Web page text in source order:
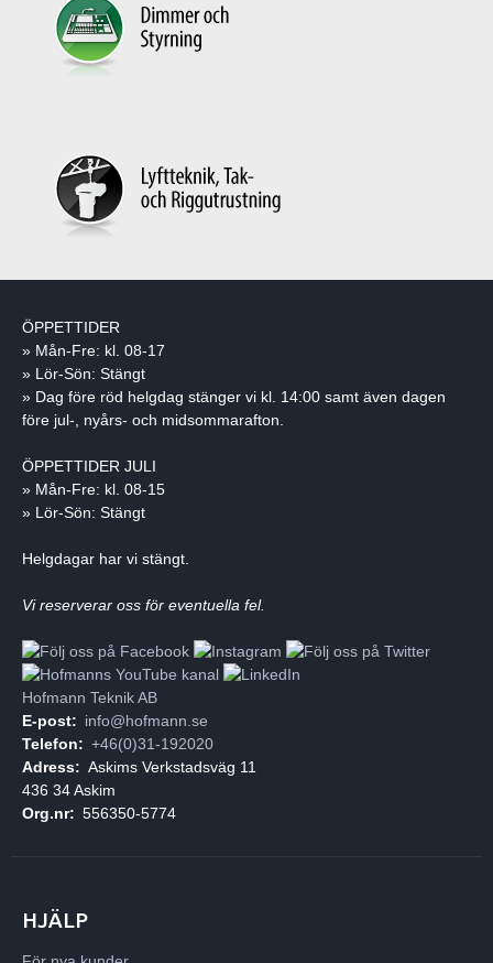
ÖPPETTIDER
» Mån-Fre: kl. 08-17
» Lör-Sön: Stängt
» Dag före röd helgdag stänger vi kl. 14:00 samt även dagen
före jul-, nyårs- och midsommarafton.
ÖPPETTIDER JULI
» Mån-Fre: kl. 08-15
» Lör-Sön: Stängt
Helgdagar har vi stängt.
Vi reserverar oss för eventuella fel.
Hofmann Teknik AB
E-post: info@hofmann.se
Telefon: +46(0)31-192020
Adress: Askims Verkstadsväg 11
436 34 Askim
Org.nr: 556350-5774
HJÄLP